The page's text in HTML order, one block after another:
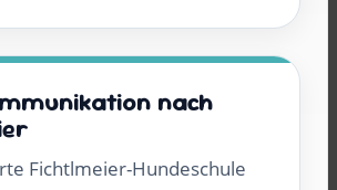
nach
Fichtlmeier-Hundeschule